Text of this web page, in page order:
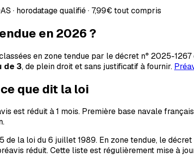
· horodatage qualifié · 7,99€tout compris
en 2026 ?
en zone tendue par le décret n° 2025-
de 3, de plein droit et sans justificatif à fournir.
que dit la loi
est réduit à 1 mois. Première base navale
de la loi du 6 juillet 1989. En zone tendue, le
réduit. Cette liste est régulièrement mise à